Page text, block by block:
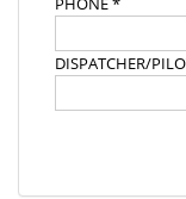
DISPATCHER/